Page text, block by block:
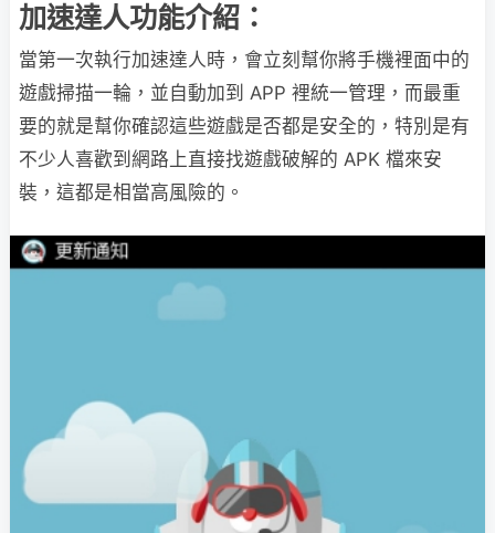
加速達人功能介紹：
當第一次執行加速達人時，會立刻幫你將手機裡面中的
遊戲掃描一輪，並自動加到 APP 裡統一管理，而最重
要的就是幫你確認這些遊戲是否都是安全的，特別是有
不少人喜歡到網路上直接找遊戲破解的 APK 檔來安
裝，這都是相當高風險的。